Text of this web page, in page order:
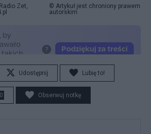
Zet,
© Artykuł jest chroniony prawem
autorskim
Udostępnij Lubię to!
Obserwuj notkę